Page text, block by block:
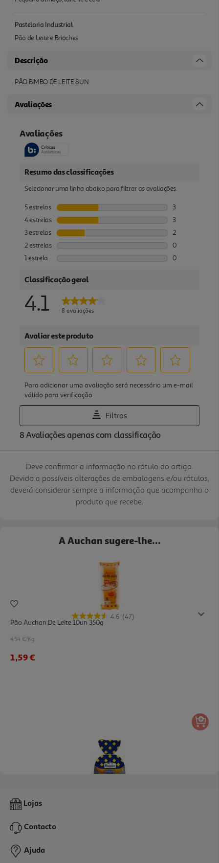
Pastelaria Industrial
Pão de Leite e Brioches
Descrição
PÃO BIMBO DE LEITE 8UN
Avaliações
Deve confirmar a informação no rótulo do artigo.
Devido a possíveis alterações de embalagens e/ou rótulos,
deverá considerar sempre a informação que acompanha o
produto que recebe.
A Auchan sugere-lhe...
4.6 (47)
Pão Auchan De Leite 10un 350g
4.54 €/Kg
1,59 €
Bolito Pasquier Brioche 8un
2,49 €
Lojas
Contacto
Ajuda